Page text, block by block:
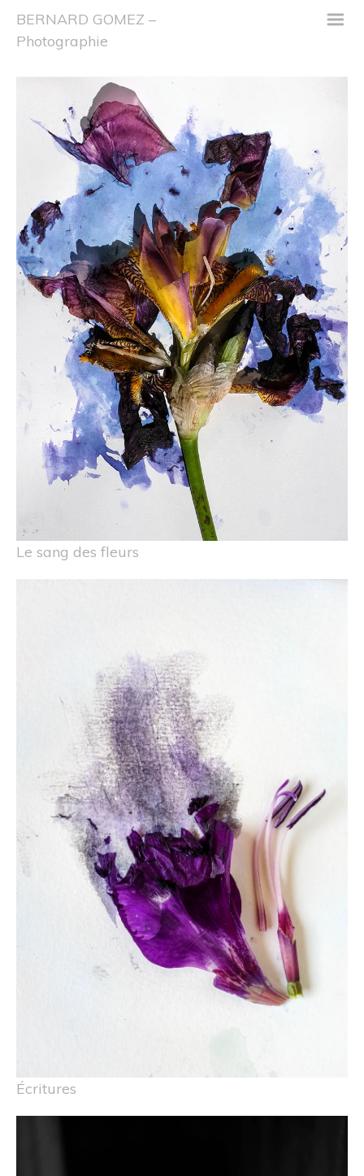
BERNARD GOMEZ –
Photographie
m
Le sang des fleurs
Écritures